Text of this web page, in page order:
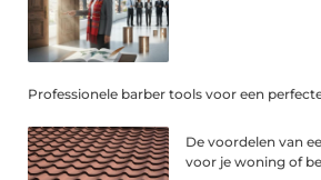
Professionele barber tools voor een
De voordelen van
voor je woning of